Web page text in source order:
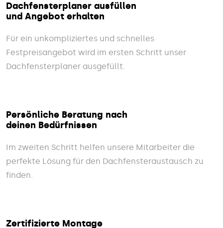
Dachfensterplaner ausfüllen
und Angebot erhalten
Für ein unkompliziertes und schnelles
Festpreisangebot wird im ersten Schritt unser
Dachfensterplaner ausgefüllt.
Persönliche Beratung nach
deinen Bedürfnissen
Im zweiten Schritt helfen unsere Mitarbeiter die
perfekte Lösung für den Dachfensteraustausch zu
finden.
Zertifizierte Montage